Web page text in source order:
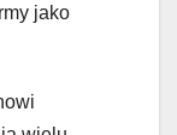
jako